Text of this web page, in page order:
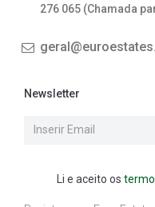
276 065 (Chamada
Newsletter
Li e aceito os